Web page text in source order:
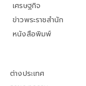
เศรษฐกิจ
ข่าวพระราชสำนัก
หนังสือพิมพ์
ต่างประเทศ